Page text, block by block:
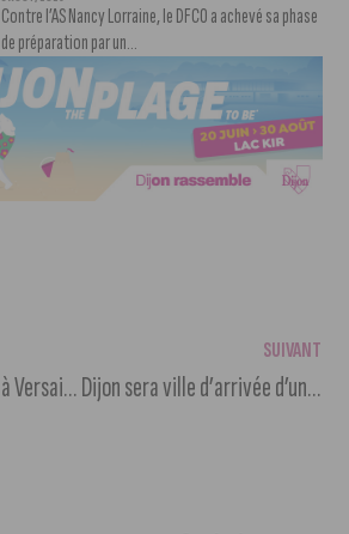
Contre l’AS Nancy Lorraine, le DFCO a achevé sa phase
de préparation par un...
Le DFCO frappe fort à Versailles (0-2)
SUIVANT
Dijon sera ville d’arrivée d’une étape du Tour de France Femmes 2026